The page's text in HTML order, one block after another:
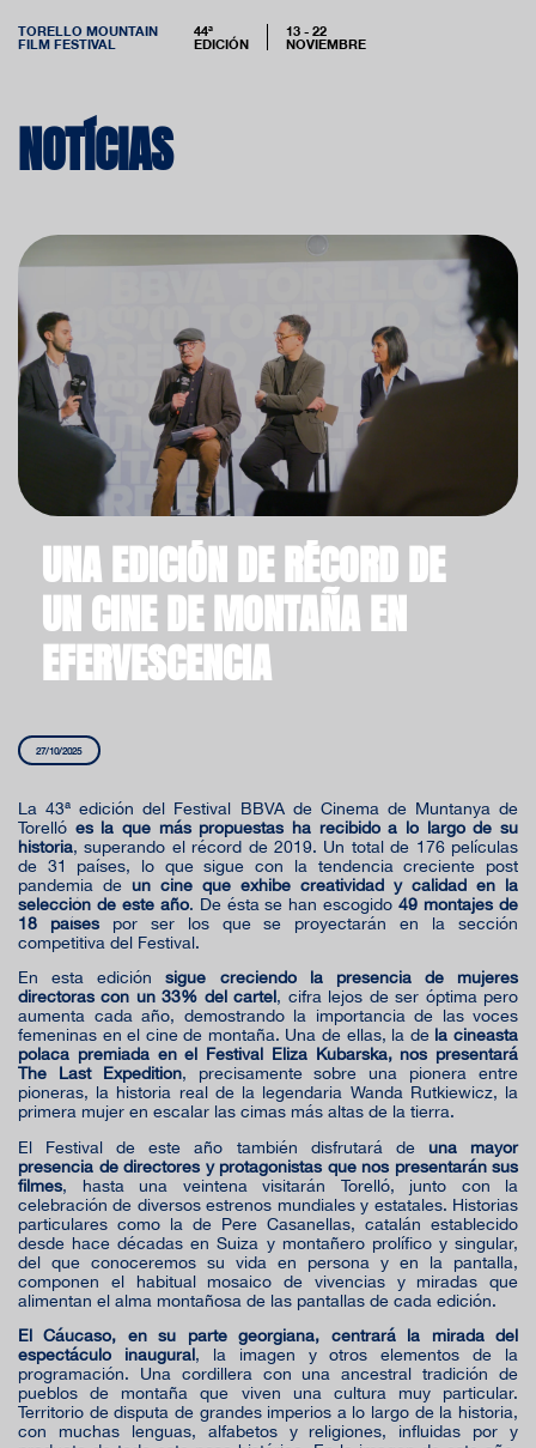
TORELLO MOUNTAIN
FILM FESTIVAL
44ª
EDICIÓN
13 - 22
NOVIEMBRE
NOTÍCIAS
UNA EDICIÓN DE RÉCORD DE
UN CINE DE MONTAÑA EN
EFERVESCENCIA
27/10/2025
La 43ª edición del Festival BBVA de Cinema de Muntanya de
Torelló es la que más propuestas ha recibido a lo largo de su
historia, superando el récord de 2019. Un total de 176 películas
de 31 países, lo que sigue con la tendencia creciente post
pandemia de un cine que exhibe creatividad y calidad en la
selección de este año. De ésta se han escogido49 montajes de
18 paísespor ser los que se proyectarán en la sección
competitiva del Festival.
En esta ediciónsigue creciendo la presencia de mujeres
directoras con un 33% del cartel, cifra lejos de ser óptima pero
aumenta cada año, demostrando la importancia de las voces
femeninas en el cine de montaña. Una de ellas, la de la cineasta
polaca premiada en el Festival Eliza Kubarska, nos presentará
The Last Expedition, precisamente sobre una pionera entre
pioneras, la historia real de la legendaria Wanda Rutkiewicz, la
primera mujer en escalar las cimas más altas de la tierra.
El Festival de este año también disfrutará de una mayor
presencia de directores y protagonistas que nos presentarán sus
filmes, hasta una veintena visitarán Torelló, junto con la
celebración de diversos estrenos mundiales y estatales. Historias
particulares como la de Pere Casanellas, catalán establecido
desde hace décadas en Suiza y montañero prolífico y singular,
del que conoceremos su vida en persona y en la pantalla,
componen el habitual mosaico de vivencias y miradas que
alimentan el alma montañosa de las pantallas de cada edición.
El Cáucaso, en su parte georgiana, centrará la mirada del
espectáculo inaugural, la imagen y otros elementos de la
programación. Una cordillera con una ancestral tradición de
pueblos de montaña que viven una cultura muy particular.
Territorio de disputa de grandes imperios a lo largo de la historia,
con muchas lenguas, alfabetos y religiones, influidas por y